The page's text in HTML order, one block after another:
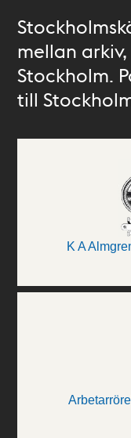
mellan
Stockholm.
till
K A